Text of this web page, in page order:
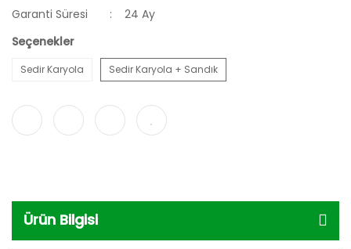
Garanti Süresi
24 Ay
Seçenekler
Sedir Karyola Sedir Karyola + Sandık
Ürün Bilgisi